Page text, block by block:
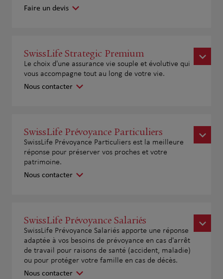
Faire un devis
SwissLife Strategic Premium
Le choix d'une assurance vie souple et évolutive qui
vous accompagne tout au long de votre vie.
Nous contacter
SwissLife Prévoyance Particuliers
SwissLife Prévoyance Particuliers est la meilleure
réponse pour préserver vos proches et votre
patrimoine.
Nous contacter
SwissLife Prévoyance Salariés
SwissLife Prévoyance Salariés apporte une réponse
adaptée à vos besoins de prévoyance en cas d'arrêt
de travail pour raisons de santé (accident, maladie)
ou pour protéger votre famille en cas de décès.
Nous contacter